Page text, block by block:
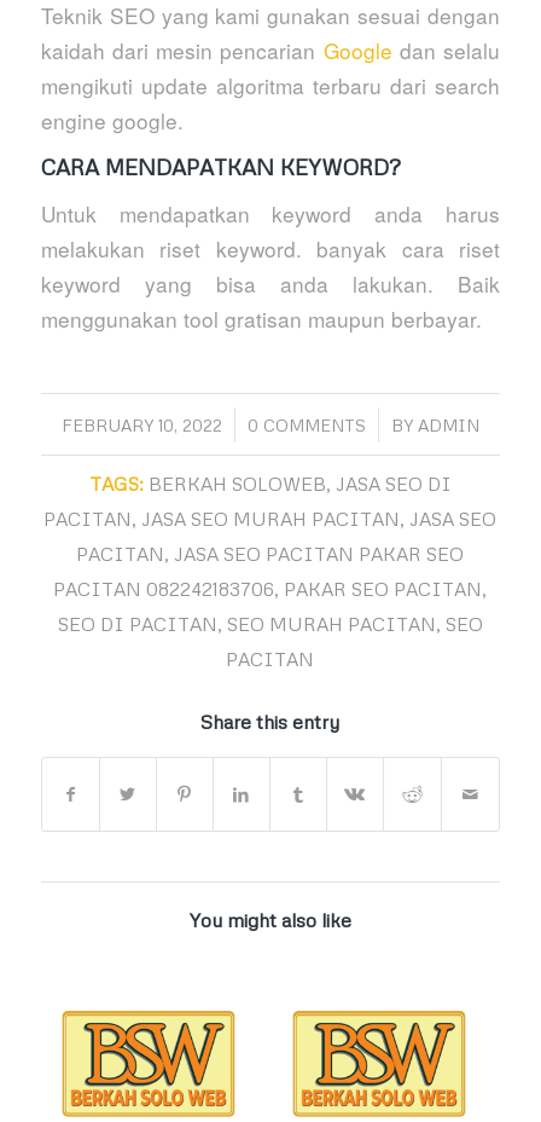
Teknik SEO yang kami gunakan sesuai dengan
kaidah dari mesin pencarian Google dan selalu
mengikuti update algoritma terbaru dari search
engine google.
CARA MENDAPATKAN KEYWORD?
Untuk mendapatkan keyword anda harus
melakukan riset keyword. banyak cara riset
keyword yang bisa anda lakukan. Baik
menggunakan tool gratisan maupun berbayar.
FEBRUARY 10, 2022
/ 0 COMMENTS
/ BY ADMIN
TAGS: BERKAH SOLOWEB, JASA SEO DI
PACITAN, JASA SEO MURAH PACITAN, JASA SEO
PACITAN, JASA SEO PACITAN PAKAR SEO
PACITAN 082242183706, PAKAR SEO PACITAN,
SEO DI PACITAN, SEO MURAH PACITAN, SEO
PACITAN
Share this entry
You might also like